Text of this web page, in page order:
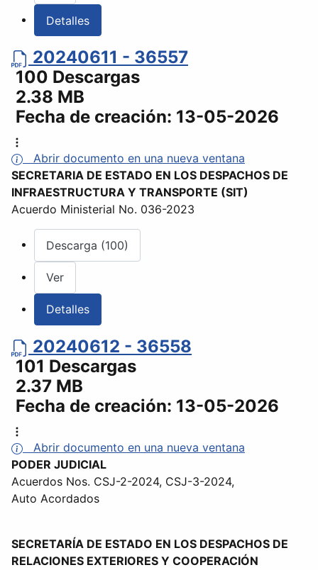
Detalles
20240611 - 36557
100 Descargas
2.38 MB
Fecha de creación: 13-05-2026
Abrir documento en una nueva ventana
SECRETARIA DE ESTADO EN LOS DESPACHOS DE
INFRAESTRUCTURA Y TRANSPORTE (SIT)
Acuerdo Ministerial No. 036-2023
Descarga (100)
Ver
Detalles
20240612 - 36558
101 Descargas
2.37 MB
Fecha de creación: 13-05-2026
Abrir documento en una nueva ventana
PODER JUDICIAL
Acuerdos Nos. CSJ-2-2024, CSJ-3-2024,
Auto Acordados
SECRETARÍA DE ESTADO EN LOS DESPACHOS DE
RELACIONES EXTERIORES Y COOPERACIÓN